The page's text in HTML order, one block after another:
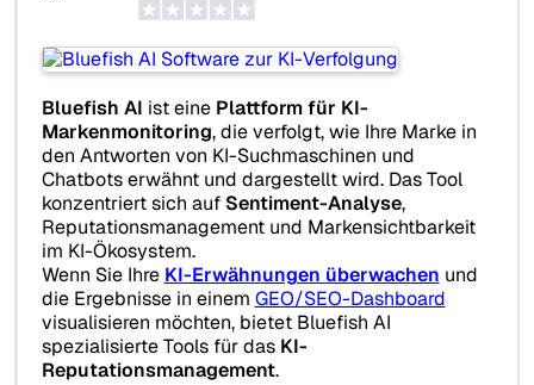
Bluefish AI ist eine Plattform für KI-
Markenmonitoring, die verfolgt, wie Ihre Marke in
den Antworten von KI-Suchmaschinen und
Chatbots erwähnt und dargestellt wird. Das Tool
konzentriert sich auf Sentiment-Analyse,
Reputationsmanagement und Markensichtbarkeit
im KI-Ökosystem.
Wenn Sie Ihre KI-Erwähnungen überwachen und
die Ergebnisse in einem GEO/SEO-Dashboard
visualisieren möchten, bietet Bluefish AI
spezialisierte Tools für das KI-
Reputationsmanagement.